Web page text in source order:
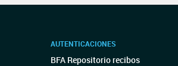
AUTENTICACIONES
BFA Repositorio recibos